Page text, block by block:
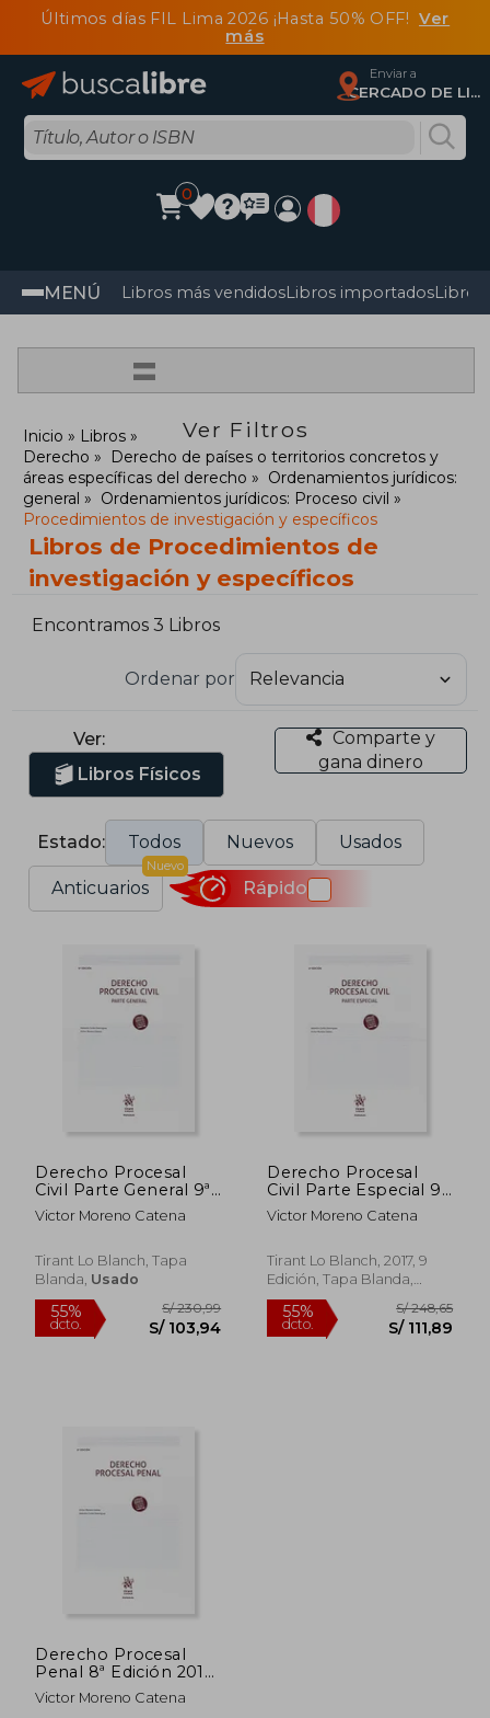
Últimos días FIL Lima 2026 ¡Hasta 50% OFF!Ver
más
Enviar a
CERCADO DE LIMA, Lima
0
MENÚ Libros más vendidosLibros importadosLibros
=
Ver Filtros
Inicio
Libros
Derecho
Derecho de países o territorios concretos y
áreas específicas del derecho
Ordenamientos jurídicos:
general
Ordenamientos jurídicos: Proceso civil
Procedimientos de investigación y específicos
Libros de Procedimientos de
investigación y específicos
Encontramos 3 Libros
Ordenar por
Ver:
Libros Físicos
Comparte y
gana dinero
Estado: Todos Nuevos Usados
Anticuarios
Nuevo
Rápido
Derecho Procesal
Civil Parte General 9ª
Edición 2017
(Manuales de
Victor Moreno Catena
Tirant Lo Blanch, Tapa
Blanda, Usado
55%
Derecho Procesal
Civil Parte Especial 9ª
Edición (Manuales de
Derecho Procesal)
Victor Moreno Catena
Tirant Lo Blanch, 2017, 9
Edición, Tapa Blanda,
Usado
Derecho Procesal
Penal 8ª Edición 2017
(Manuales de
Derecho Procesal)
Victor Moreno Catena